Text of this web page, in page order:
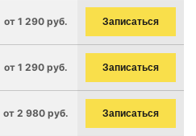
от 1 290 руб. Записаться
от 1 290 руб. Записаться
от 2 980 руб. Записаться